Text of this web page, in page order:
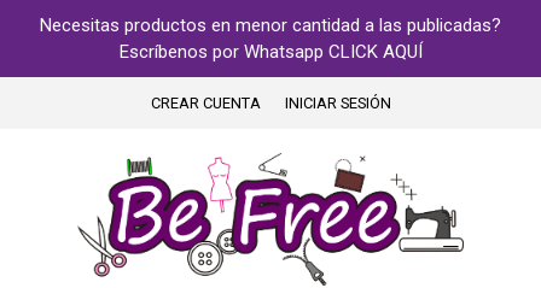
Necesitas productos en menor cantidad a las publicadas?
Escríbenos por Whatsapp CLICK AQUÍ
CREAR CUENTA INICIAR SESIÓN